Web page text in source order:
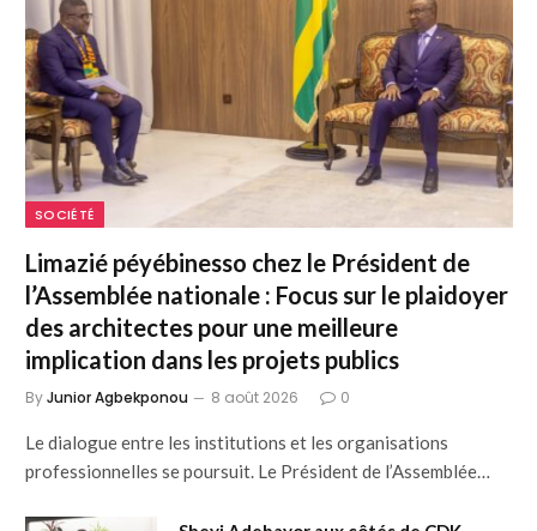
SOCIÉTÉ
Limazié péyébinesso chez le Président de
l’Assemblée nationale : Focus sur le plaidoyer
des architectes pour une meilleure
implication dans les projets publics
ByJunior Agbekponou 8 août 2026 0
Le dialogue entre les institutions et les organisations
professionnelles se poursuit. Le Président de l’Assemblée…